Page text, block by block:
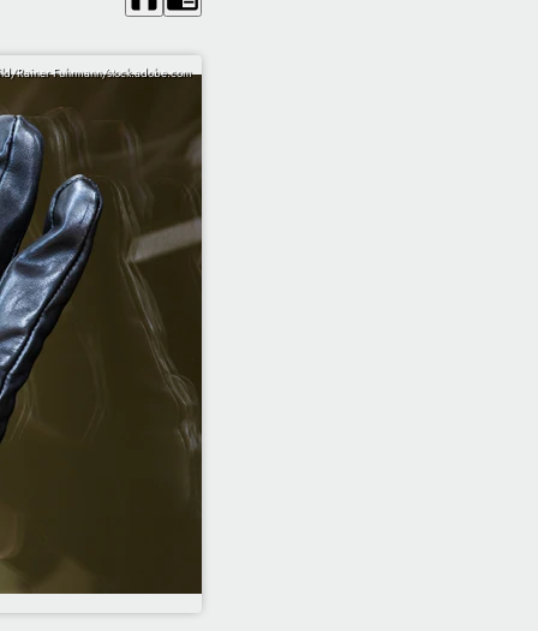
Rainer Fuhrmann/stock.adobe.com